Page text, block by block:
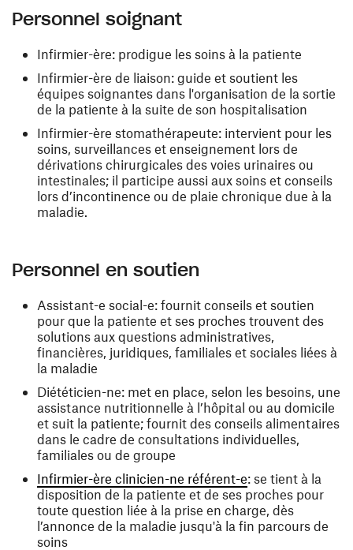
Personnel soignant
Infirmier-ère: prodigue les soins à la patiente
Infirmier-ère de liaison: guide et soutient les
équipes soignantes dans l'organisation de la sortie
de la patiente à la suite de son hospitalisation
Infirmier-ère stomathérapeute: intervient pour les
soins, surveillances et enseignement lors de
dérivations chirurgicales des voies urinaires ou
intestinales; il participe aussi aux soins et conseils
lors d’incontinence ou de plaie chronique due à la
maladie.
Personnel en soutien
Assistant-e social-e: fournit conseils et soutien
pour que la patiente et ses proches trouvent des
solutions aux questions administratives,
financières, juridiques, familiales et sociales liées à
la maladie
Diététicien-ne: met en place, selon les besoins, une
assistance nutritionnelle à l’hôpital ou au domicile
et suit la patiente; fournit des conseils alimentaires
dans le cadre de consultations individuelles,
familiales ou de groupe
Infirmier-ère clinicien-ne référent-e: se tient à la
disposition de la patiente et de ses proches pour
toute question liée à la prise en charge, dès
l’annonce de la maladie jusqu'à la fin parcours de
soins